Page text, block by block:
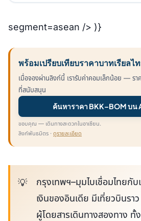
segment=asean /> )}
พร้อมเปรียบเทียบราคาบาทเรียลไ
เมื่อจองผ่านลิงก์นี้ เรารับค่าคอมเล็กน้อย — ร
ที่สนับสนุน
ค้นหาราคา BKK–BOM บน
ขอบคุณ — เดินทางสะดวกในอาเซียน.
ลิงก์พันธมิตร · ดูรายละเอียด
กรุงเทพฯ–มุมไบเชื่อมไทยกับ
เงินของอินเดีย มีเที่ยวบินรา
ผู้โดยสารเดินทางสองทาง ทั้